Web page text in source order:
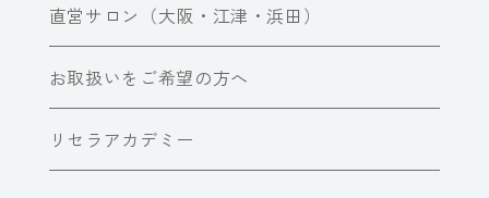
直営サロン（大阪・江津・浜田）
お取扱いをご希望の方へ
リセラアカデミー